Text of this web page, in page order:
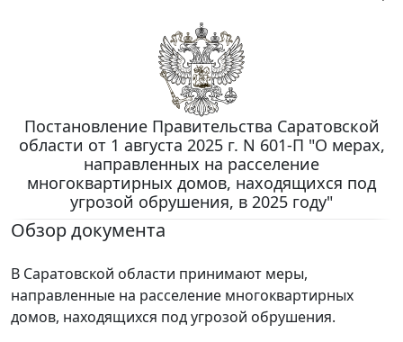
Постановление Правительства Саратовской
области от 1 августа 2025 г. N 601-П "О мерах,
направленных на расселение
многоквартирных домов, находящихся под
угрозой обрушения, в 2025 году"
Обзор документа
В Саратовской области принимают меры,
направленные на расселение многоквартирных
домов, находящихся под угрозой обрушения.